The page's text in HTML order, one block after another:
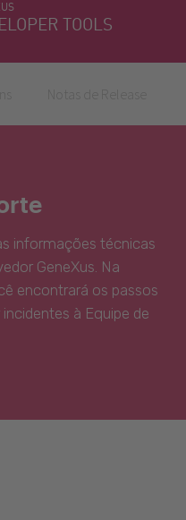
TOOLS
informações técnicas
GeneXus. Na
encontrará os passos
à Equipe de